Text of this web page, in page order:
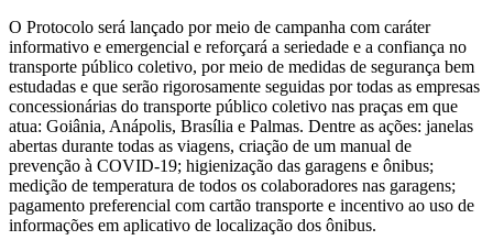
O Protocolo será lançado por meio de campanha com caráter
informativo e emergencial e reforçará a seriedade e a confiança no
transporte público coletivo, por meio de medidas de segurança bem
estudadas e que serão rigorosamente seguidas por todas as empresas
concessionárias do transporte público coletivo nas praças em que
atua: Goiânia, Anápolis, Brasília e Palmas. Dentre as ações: janelas
abertas durante todas as viagens, criação de um manual de
prevenção à COVID-19; higienização das garagens e ônibus;
medição de temperatura de todos os colaboradores nas garagens;
pagamento preferencial com cartão transporte e incentivo ao uso de
informações em aplicativo de localização dos ônibus.